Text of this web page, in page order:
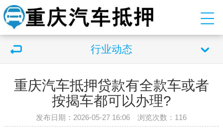
行业动态
重庆汽车抵押贷款有全款车或者
按揭车都可以办理?
发布日期：2026-05-27 16:06 浏览次数： 116